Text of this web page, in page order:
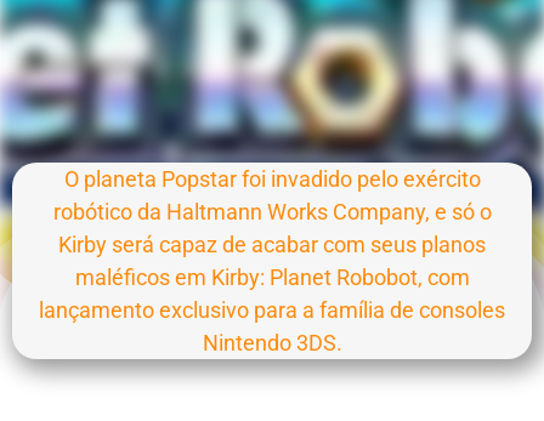
O planeta Popstar foi invadido pelo exército
robótico da Haltmann Works Company, e só o
Kirby será capaz de acabar com seus planos
maléficos em Kirby: Planet Robobot, com
lançamento exclusivo para a família de consoles
Nintendo 3DS.